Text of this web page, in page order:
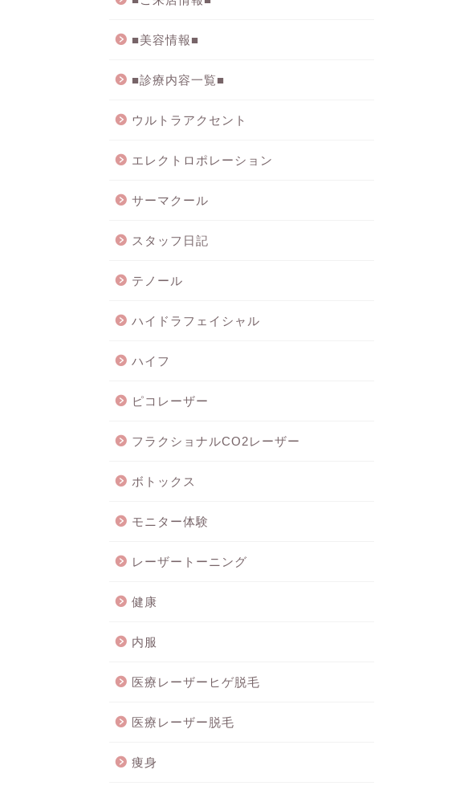
■美容情報■
■診療内容一覧■
ウルトラアクセント
エレクトロポレーション
サーマクール
スタッフ日記
テノール
ハイドラフェイシャル
ハイフ
ピコレーザー
フラクショナルCO2レーザー
ボトックス
モニター体験
レーザートーニング
健康
内服
医療レーザーヒゲ脱毛
医療レーザー脱毛
痩身